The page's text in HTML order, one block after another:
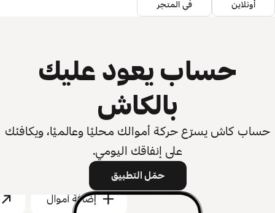
أونلاين في المتجر
حساب يعود عليك
بالكاش
حساب كاش يسرّع حركة أموالك محليًا وعالميًا، ويكافئك
على إنفاقك اليومي.
حمّل التطبيق